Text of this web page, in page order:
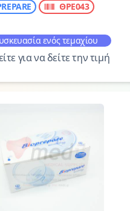
ΘΡΕ043
ενός τεμαχίου
για να δείτε την τιμή